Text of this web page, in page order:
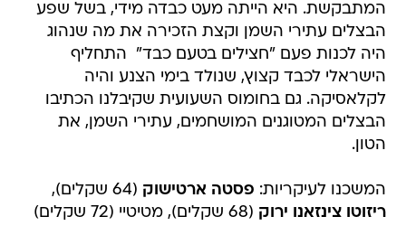
המתבקשת. היא הייתה מעט כבדה מידי, בשל שפע
הבצלים עתירי השמן וקצת הזכירה את מה שנהוג
היה לכנות פעם "חצילים בטעם כבד"  התחליף
הישראלי לכבד קצוץ, שנולד בימי הצנע והיה
לקלאסיקה. גם בחומוס השעועית שקיבלנו הכתיבו
הבצלים המטוגנים המושחמים, עתירי השמן, את
הטון.
המשכנו לעיקריות: פסטה ארטישוק (64 שקלים),
ריזוטו צינזאנו ירוק (68 שקלים), מטיטיי (72 שקלים)